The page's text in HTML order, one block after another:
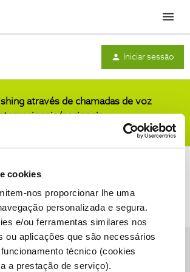
cookies
nos proporcionar lhe uma
personalizada e segura.
e/ou ferramentas similares nos
ou aplicações que são necessários
técnico (cookies
a prestação de serviço).
Menu
Iniciar sessão
através de chamadas de voz
nacionais
Fórum NOS Accessibility statement